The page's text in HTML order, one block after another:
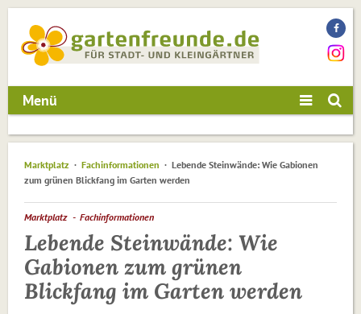
Menü
Marktplatz Fachinformationen
Lebende Steinwände: Wie Gabionen
zum grünen Blickfang im Garten werden
Marktplatz Fachinformationen
Lebende Steinwände: Wie
Gabionen zum grünen
Blickfang im Garten werden